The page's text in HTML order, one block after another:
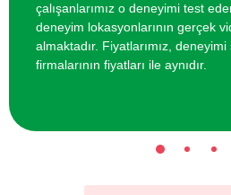
çalışanlarımız o deneyimi test
deneyim lokasyonlarının gerçek
almaktadır. Fiyatlarımız,
firmalarının fiyatları ile aynıdır.